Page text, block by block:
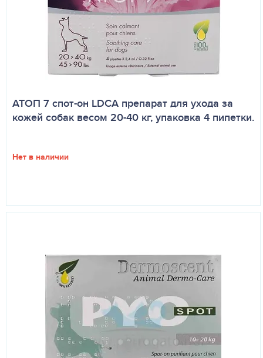
АТОП 7 спот-он LDCA препарат для ухода за
кожей собак весом 20-40 кг, упаковка 4 пипетки.
Нет в наличии